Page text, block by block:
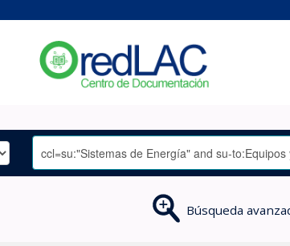
Búsqueda